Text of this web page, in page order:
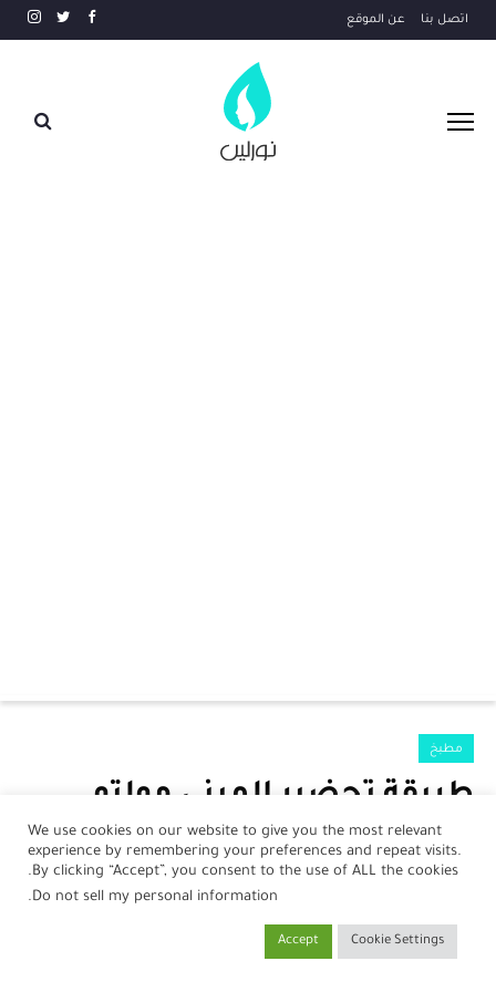
اتصل بنا عن الموقع
جمال
صحة
مطبخ
طريقة تحضير الميني مولتو
بالشوكلاتة والجبنة
بواسطةنورلين أحمدفي 18 يناير، 2025
We use cookies on our website to give you the most relevant
experience by remembering your preferences and repeat visits.
By clicking “Accept”, you consent to the use of ALL the cookies.
Do not sell my personal information
.
Cookie Settings
Accept